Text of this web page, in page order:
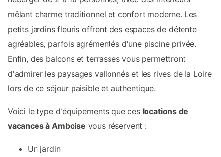
mêlant charme traditionnel et confort moderne. Les
petits jardins fleuris offrent des espaces de détente
agréables, parfois agrémentés d'une piscine privée.
Enfin, des balcons et terrasses vous permettront
d'admirer les paysages vallonnés et les rives de la Loire
lors de ce séjour paisible et authentique.
Voici le type d'équipements que ces locations de
vacances à Amboise vous réservent :
Un jardin